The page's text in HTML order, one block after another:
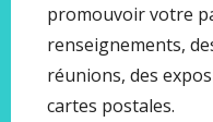
promouvoir votre
renseignements,
réunions, des
cartes postales.